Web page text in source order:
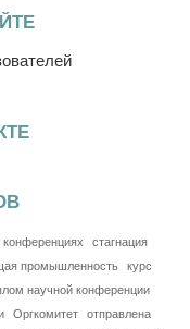
стагнация
промышленность
курс
научной конференции
Оргкомитет
отправлена